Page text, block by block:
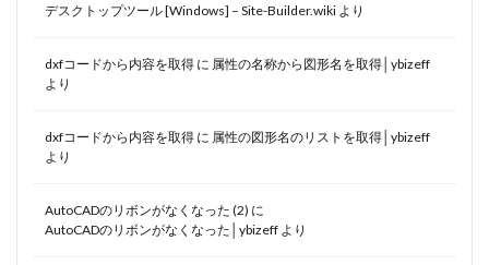
デスクトップツール [Windows] – Site-Builder.wiki より
dxfコードから内容を取得 に 属性の名称から図形名を取得│ybizeff
より
dxfコードから内容を取得 に 属性の図形名のリストを取得│ybizeff
より
AutoCADのリボンがなくなった (2) に
AutoCADのリボンがなくなった│ybizeff より